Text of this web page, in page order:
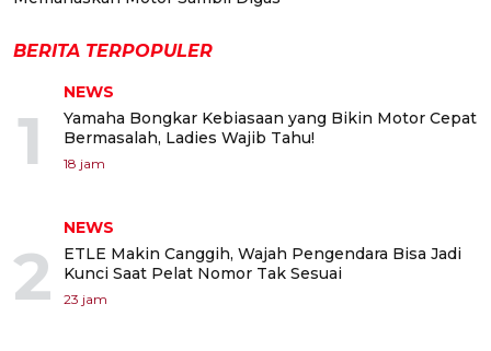
BERITA TERPOPULER
1
NEWS
Yamaha Bongkar Kebiasaan yang Bikin Motor Cepat
Bermasalah, Ladies Wajib Tahu!
18 jam
2
NEWS
ETLE Makin Canggih, Wajah Pengendara Bisa Jadi
Kunci Saat Pelat Nomor Tak Sesuai
23 jam